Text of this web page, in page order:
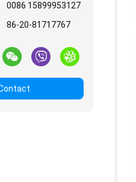
0086 15899953127
86-20-81717767